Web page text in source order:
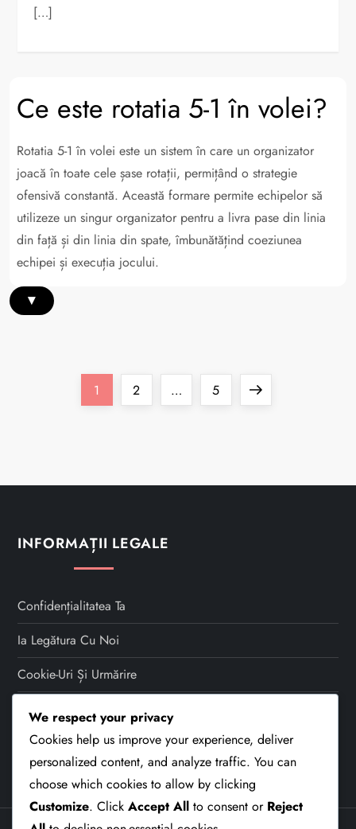
[…]
Ce este rotatia 5-1 în volei?
Rotatia 5-1 în volei este un sistem în care un organizator
joacă în toate cele șase rotații, permițând o strategie
ofensivă constantă. Această formare permite echipelor să
utilizeze un singur organizator pentru a livra pase din linia
din față și din linia din spate, îmbunătățind coeziunea
echipei și execuția jocului.
▾
s
a
g
i
n
Page
1 Page
2 … Page
5
Next
INFORMAȚII LEGALE
Confidențialitatea Ta
Ia Legătura Cu Noi
Cookie-Uri Și Urmărire
Termeni Și Condiții
Despre
We respect your privacy
Cookies help us improve your experience, deliver
personalized content, and analyze traffic. You can
choose which cookies to allow by clicking
Customize. Click Accept All to consent or Reject